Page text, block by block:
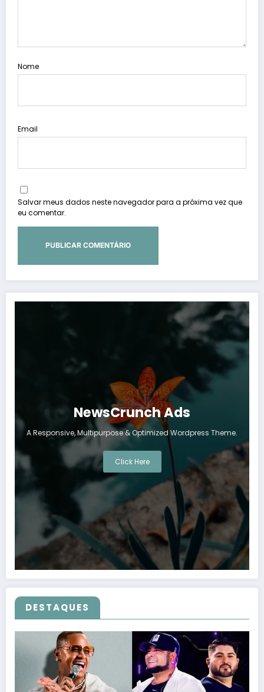
Nome
Email
Salvar meus dados neste navegador para a próxima vez que
eu comentar.
NewsCrunch Ads
A Responsive, Multipurpose & Optimized Wordpress Theme.
Click Here
DESTAQUES